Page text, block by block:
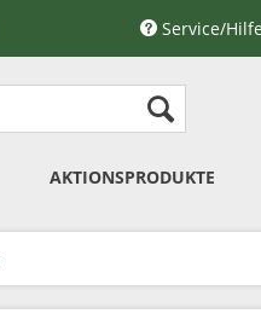
Service/Hilfe
AKTIONSPRODUKTE